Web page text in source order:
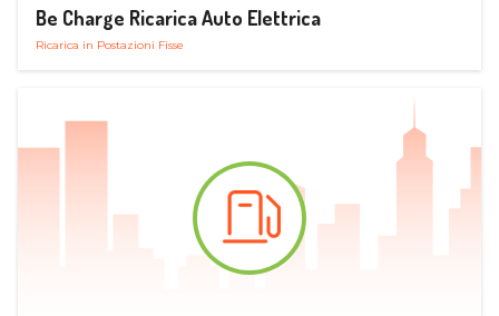
Be Charge Ricarica Auto Elettrica
Ricarica in Postazioni Fisse